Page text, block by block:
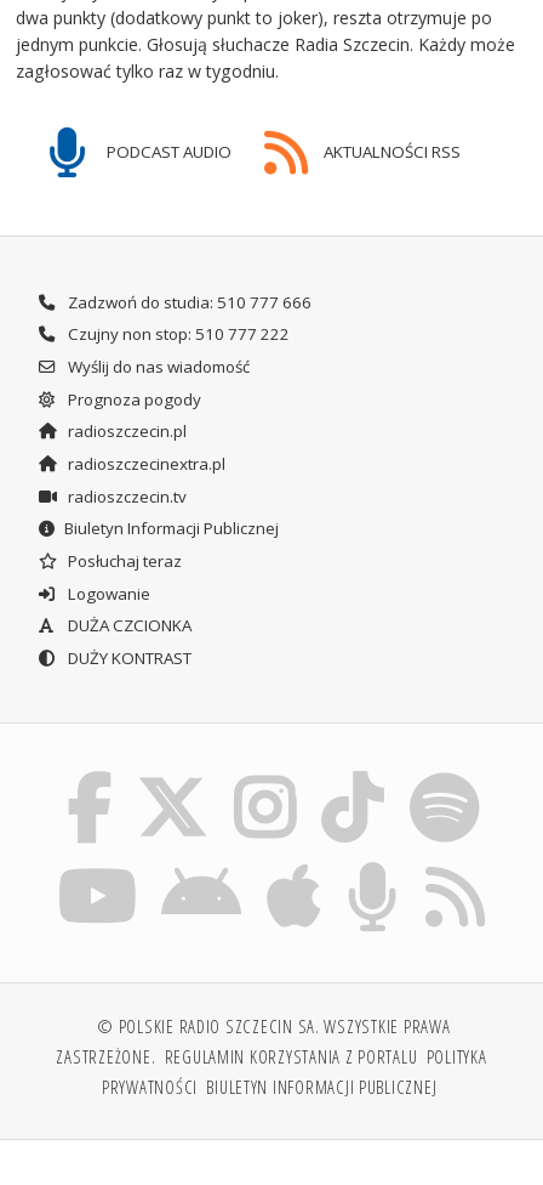
dwa punkty (dodatkowy punkt to joker), reszta otrzymuje po
jednym punkcie. Głosują słuchacze Radia Szczecin. Każdy może
zagłosować tylko raz w tygodniu.
PODCAST AUDIO AKTUALNOŚCI RSS
Zadzwoń do studia: 510 777 666
Czujny non stop: 510 777 222
Wyślij do nas wiadomość
Prognoza pogody
radioszczecin.pl
radioszczecinextra.pl
radioszczecin.tv
Biuletyn Informacji Publicznej
Posłuchaj teraz
Logowanie
DUŻA CZCIONKA
DUŻY KONTRAST
© POLSKIE RADIO SZCZECIN SA. WSZYSTKIE PRAWA
ZASTRZEŻONE. REGULAMIN KORZYSTANIA Z PORTALU POLITYKA
PRYWATNOŚCI BIULETYN INFORMACJI PUBLICZNEJ